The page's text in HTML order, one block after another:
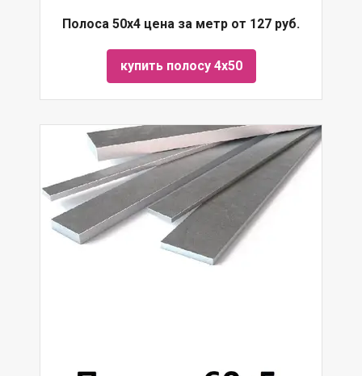
Полоса 50х4 цена за метр от 127 руб.
купить полосу 4х50